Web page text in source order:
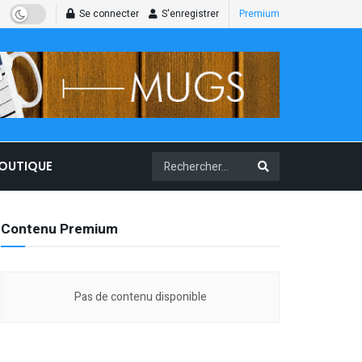
Se connecter S'enregistrer Premium
Contenu Premium
Pas de contenu disponible